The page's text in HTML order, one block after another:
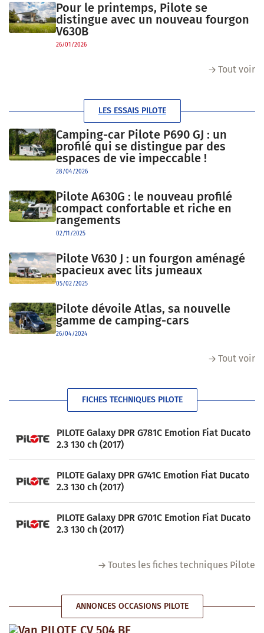
Pour le printemps, Pilote se
distingue avec un nouveau fourgon
V630B
26/01/2026
Tout voir
LES ESSAIS PILOTE
Camping-car Pilote P690 GJ : un
profilé qui se distingue par des
espaces de vie impeccable !
28/04/2026
Pilote A630G : le nouveau profilé
compact confortable et riche en
rangements
02/11/2025
Pilote V630 J : un fourgon aménagé
spacieux avec lits jumeaux
05/02/2025
Pilote dévoile Atlas, sa nouvelle
gamme de camping-cars
26/04/2024
Tout voir
FICHES TECHNIQUES PILOTE
PILOTE Galaxy DPR G781C Emotion Fiat Ducato
2.3 130 ch (2017)
PILOTE Galaxy DPR G741C Emotion Fiat Ducato
2.3 130 ch (2017)
PILOTE Galaxy DPR G701C Emotion Fiat Ducato
2.3 130 ch (2017)
Toutes les fiches techniques Pilote
ANNONCES OCCASIONS PILOTE
Van PILOTE CV 504 BF